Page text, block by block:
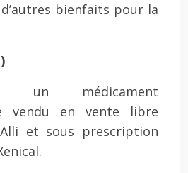
bienfaits pour la
un médicament
vendu en vente libre
et sous prescription